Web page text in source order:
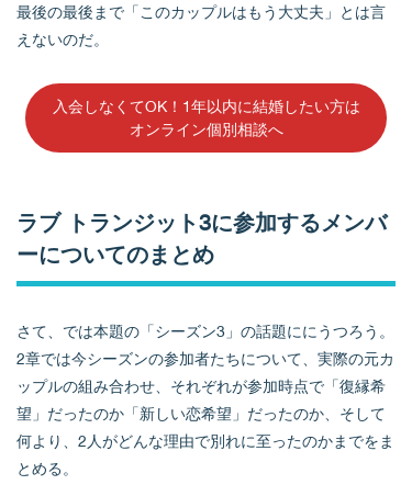
最後の最後まで「このカップルはもう大丈夫」とは言
えないのだ。
入会しなくてOK！1年以内に結婚したい方は
オンライン個別相談へ
ラブ トランジット3に参加するメンバ
ーについてのまとめ
さて、では本題の「シーズン3」の話題ににうつろう。
2章では今シーズンの参加者たちについて、実際の元カ
ップルの組み合わせ、それぞれが参加時点で「復縁希
望」だったのか「新しい恋希望」だったのか、そして
何より、2人がどんな理由で別れに至ったのかまでをま
とめる。